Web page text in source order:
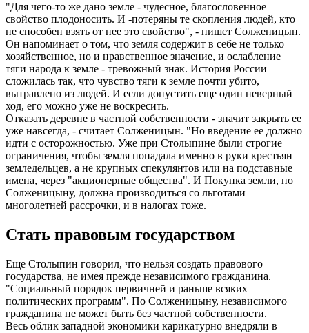
"Для чего-то же дано земле - чудесное, благословенное
свойство плодоносить. И -потеряны те скопления людей, кто
не способен взять от нее это свойство", - пишет Солженицын.
Он напоминает о том, что земля содержит в себе не только
хозяйственное, но и нравственное значение, и ослабление
тяги народа к земле - тревожный знак. История России
сложилась так, что чувство тяги к земле почти убито,
вытравлено из людей. И если допустить еще один неверный
ход, его можно уже не воскресить.
Отказать деревне в частной собственности - значит закрыть ее
уже навсегда, - считает Солженицын. "Но введение ее должно
идти с осторожностью. Уже при Столыпине были строгие
ограничения, чтобы земля попадала именно в руки крестьян
земледельцев, а не крупных спекулянтов или на подставные
имена, через "акционерные общества". И Покупка земли, по
Солженицыну, должна производиться со льготами
многолетней рассрочки, и в налогах тоже.
Стать правовым государством
Еще Столыпин говорил, что нельзя создать правового
государства, не имея прежде независимого гражданина.
"Социальный порядок первичней и раньше всяких
политических программ". По Солженицыну, независимого
гражданина не может быть без частной собственности.
Весь облик западной экономики карикатурно внедряли в